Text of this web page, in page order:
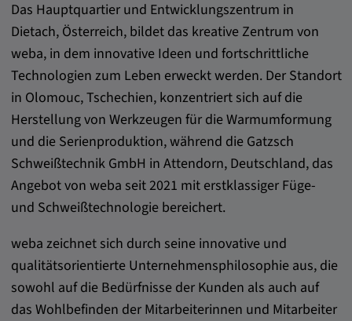
Das Hauptquartier und Entwicklungszentrum in
Dietach, Österreich, bildet das kreative Zentrum von
weba, in dem innovative Ideen und fortschrittliche
Technologien zum Leben erweckt werden. Der Standort
in Olomouc, Tschechien, konzentriert sich auf die
Herstellung von Werkzeugen für die Warmumformung
und die Serienproduktion, während die Gatzsch
Schweißtechnik GmbH in Attendorn, Deutschland, das
Angebot von weba seit 2021 mit erstklassiger Füge-
und Schweißtechnologie bereichert.
weba zeichnet sich durch seine innovative und
qualitätsorientierte Unternehmensphilosophie aus, die
sowohl auf die Bedürfnisse der Kunden als auch auf
das Wohlbefinden der Mitarbeiterinnen und Mitarbeiter